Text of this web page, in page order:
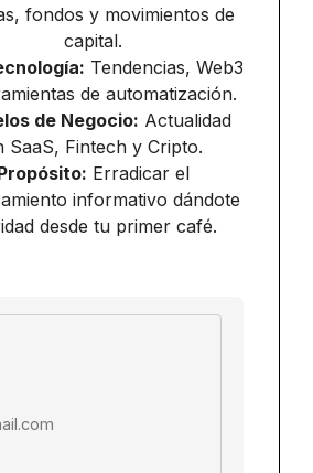
fondos y movimientos de
capital.
Tendencias, Web3
de automatización.
de Negocio: Actualidad
SaaS, Fintech y Cripto.
Erradicar el
informativo dándote
desde tu primer café.